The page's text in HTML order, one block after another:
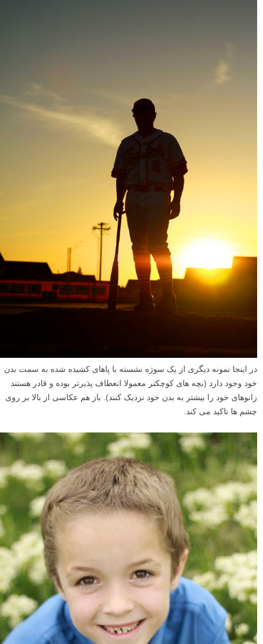
در اینجا نمونه دیگری از یک سوژه نشسته با پاهای کشیده شده به سمت بدن
خود وجود دارد (بچه های کوچکتر معمولا انعطاف پذیرتر بوده و قادر هستند
زانوهای خود را بیشتر به بدن خود نزدیک کنند). باز هم عکاسی از بالا بر روی
چشم ها تاکید می کند.